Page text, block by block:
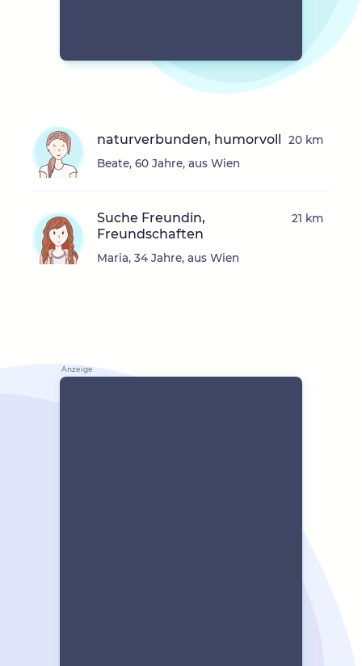
naturverbunden, humorvoll
Beate, 60 Jahre, aus Wien
20 km
Suche Freundin,
Freundschaften
Maria, 34 Jahre, aus Wien
21 km